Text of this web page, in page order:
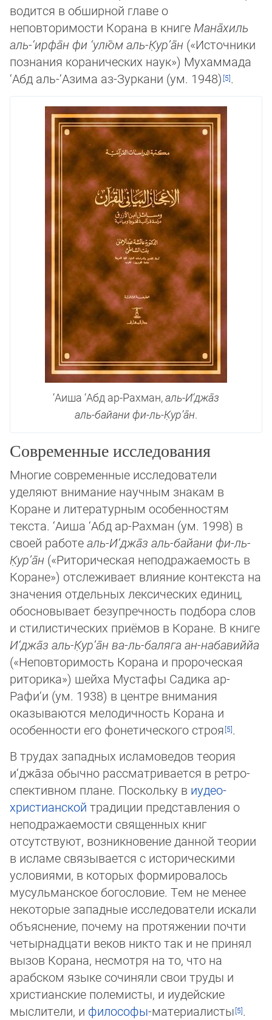
во­дится в обширной главе о
неповторимости Корана в книгеМана̄хиль
аль-‘ирфа̄н фи ‘улю̄м аль-К̣ур’а̄н («Источники
поз­на­ния коранических наук») Мухаммада
‘Абд аль-‘Азима аз-Зуркани (ум. 1948)
.
‘Аиша ‘Абд ар-Рахман,аль-И‘джа̄з
аль-байани фи-ль-К̣ур’а̄н.
Современные исследования
Многие современные исследователи
уделяют внимание научным знакам в
Коране и литературным особенностям
текста. ‘Аиша ‘Абд ар-Рахман (ум. 1998) в
своей работеаль-И‘джа̄з аль-байани фи-ль-
К̣ур’а̄н («Риторическая неподражаемость в
Коране») от­сле­живает влияние контекста на
значения отдельных лексических единиц,
обо­сно­вы­вает безупречность подбора слов
и стилистических приёмов в Коране. В книге
И‘джа̄з аль-К̣ур’а̄н ва-ль-баляга ан-набавиййа
(«Неповторимость Корана и пророческая
риторика») шейха Мустафы Садика ар-
Рафи‘и (ум. 1938) в центре внимания
оказываются мело­дич­ность Корана и
особенности его фонетического строя
.
В трудах западных исламоведов теория
и‘джа̄за обычно рассматривается в ретро­
спек­тивном плане. Поскольку в иудео-
христианской традиции представления о
непод­ра­жае­мости священных книг
отсутствуют, возникновение данной теории
в исламе свя­зы­ва­ется с историческими
условиями, в которых формировалось
мусульман­ское бо­го­сло­вие. Тем не менее
некоторые западные исследователи искали
объяснение, почему на протяжении почти
четырнадцати веков никто так и не принял
вызов Корана, несмотря на то, что на
арабском языке сочиняли свои труды и
христианские полемисты, и иудей­ские
мыслители, и философы-материалисты
.